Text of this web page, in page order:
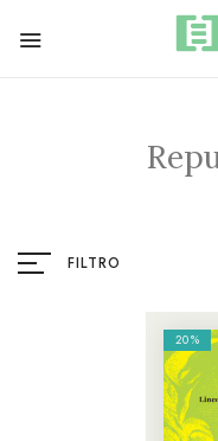
FILTRO
20%